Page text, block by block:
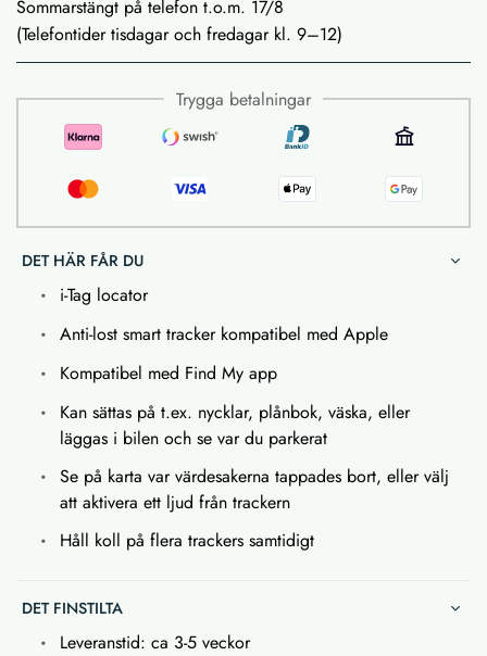
Sommarstängt på telefon t.o.m. 17/8
(Telefontider tisdagar och fredagar kl. 9–12)
Trygga betalningar
DET HÄR FÅR DU
i-Tag locator
Anti-lost smart tracker kompatibel med Apple
Kompatibel med Find My app
Kan sättas på t.ex. nycklar, plånbok, väska, eller
läggas i bilen och se var du parkerat
Se på karta var värdesakerna tappades bort, eller välj
att aktivera ett ljud från trackern
Håll koll på flera trackers samtidigt
DET FINSTILTA
Leveranstid: ca 3-5 veckor